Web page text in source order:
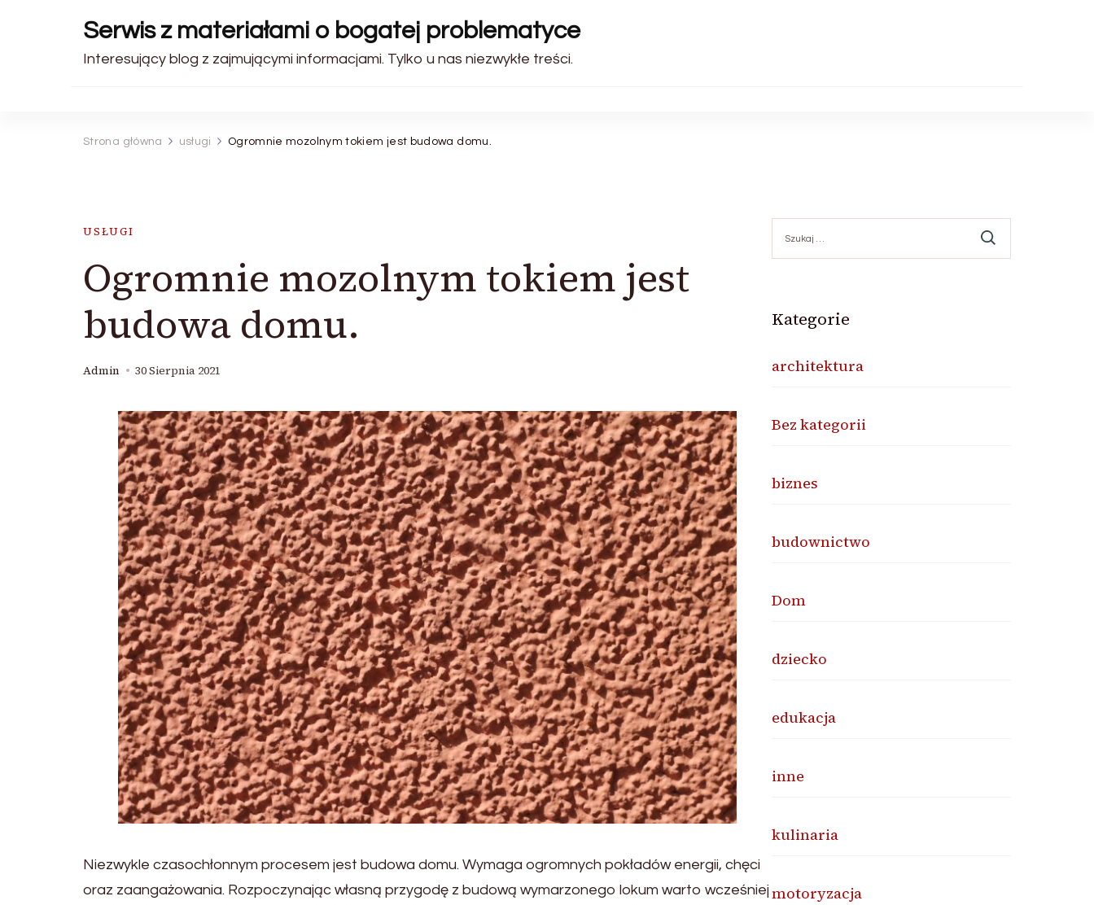
Serwis z materiałami o bogatej problematyce
Interesujący blog z zajmującymi informacjami. Tylko u nas niezwykłe treści.
Strona główna usługi Ogromnie mozolnym tokiem jest budowa domu.
USŁUGI
Ogromnie mozolnym tokiem jest
budowa domu.
Admin 30 Sierpnia 2021
Niezwykle czasochłonnym procesem jest budowa domu. Wymaga ogromnych pokładów energii, chęci
oraz zaangażowania. Rozpoczynając własną przygodę z budową wymarzonego lokum warto wcześniej
Kategorie
architektura
Bez kategorii
biznes
budownictwo
Dom
dziecko
edukacja
inne
kulinaria
motoryzacja